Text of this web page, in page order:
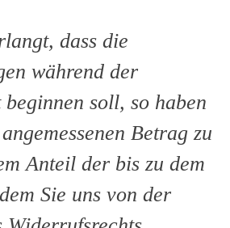
dass die
während der
soll, so haben
Betrag zu
Anteil der bis zu dem
Sie uns von der